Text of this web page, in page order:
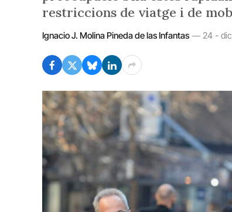
restriccions de viatge i de
Ignacio J. Molina Pineda de las Infantas 24 -